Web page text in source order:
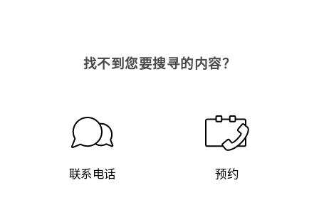
找不到您要搜寻的内容？
联系电话 预约